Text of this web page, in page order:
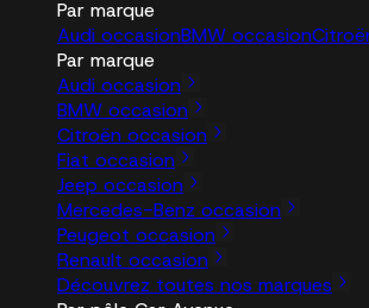
Par marque
Audi occasionBMW occasion
Par marque
Audi occasion
BMW occasion
Citroën occasion
Fiat occasion
Jeep occasion
Mercedes-Benz occasion
Peugeot occasion
Renault occasion
Découvrez toutes nos marques